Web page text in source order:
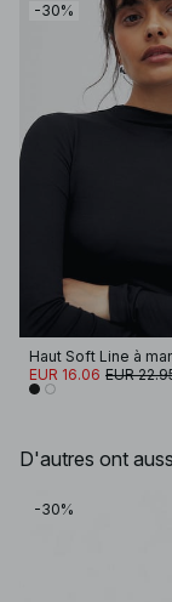
-30%
EUR 16.06 EUR
D'autres ont
-30%